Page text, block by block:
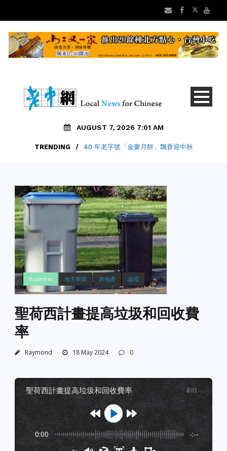
AUGUST 7, 2026 7:01 AM
TRENDING / 40 年老字號「金麥月餅」飄香迎中秋
Business 地方新聞 房地產 論壇
聖荷西計畫提高垃圾和回收費
率
Raymond 18 May 2024 0
聖荷西計畫提高垃圾和回收費率 剧目 :-
0:00 -:--